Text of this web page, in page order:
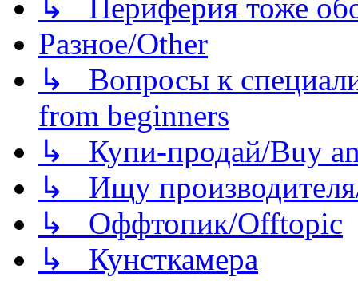
↳ Периферия тоже
Разное/Other
↳ Вопросы к
from beginners
↳ Купи-продай/Buy
↳ Ищу
↳ Оффтопик/Offtopic
↳ Кунсткамера